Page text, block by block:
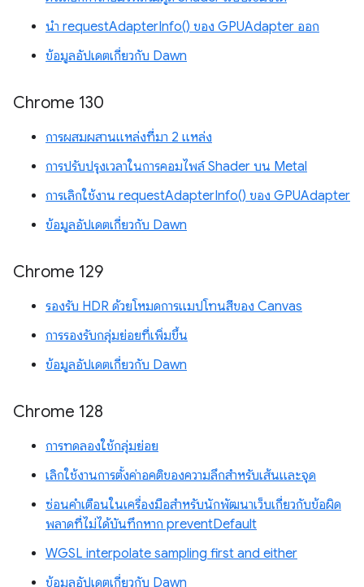
นำ requestAdapterInfo() ของ GPUAdapter ออก
ข้อมูลอัปเดตเกี่ยวกับ Dawn
Chrome 130
การผสมผสานแหล่งที่มา 2 แหล่ง
การปรับปรุงเวลาในการคอมไพล์ Shader บน Metal
การเลิกใช้งาน requestAdapterInfo() ของ GPUAdapter
ข้อมูลอัปเดตเกี่ยวกับ Dawn
Chrome 129
รองรับ HDR ด้วยโหมดการแมปโทนสีของ Canvas
การรองรับกลุ่มย่อยที่เพิ่มขึ้น
ข้อมูลอัปเดตเกี่ยวกับ Dawn
Chrome 128
การทดลองใช้กลุ่มย่อย
เลิกใช้งานการตั้งค่าอคติของความลึกสำหรับเส้นและจุด
ซ่อนคำเตือนในเครื่องมือสำหรับนักพัฒนาเว็บเกี่ยวกับข้อผิด
พลาดที่ไม่ได้บันทึกหาก preventDefault
WGSL interpolate sampling first and either
ข้อมูลอัปเดตเกี่ยวกับ Dawn